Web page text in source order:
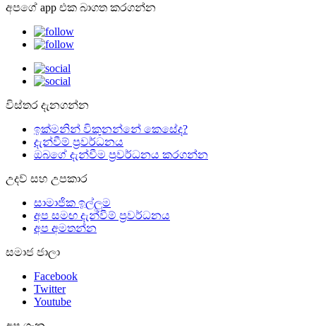
අපගේ app එක බාගත කරගන්න
විස්තර දැනගන්න
ඉක්මනින් විකුනන්නේ කෙසේද?
දැන්වීම් ප්‍රවර්ධනය
ඔබගේ දැන්වීම ප්‍රවර්ධනය කරගන්න
උදව් සහ උපකාර
සාමාජික ඉල්ලුම
අප සමඟ දැන්වීම් ප්‍රවර්ධනය
අප අමතන්න
සමාජ ජාලා
Facebook
Twitter
Youtube